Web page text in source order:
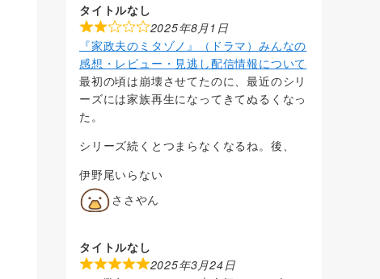
タイトルなし
2025年8月1日
『家政夫のミタゾノ』（ドラマ）みんなの
感想・レビュー・見逃し配信情報について
最初の頃は崩壊させてたのに、最近のシリ
ーズには家族再生になってきてぬるくなっ
た。
シリーズ続くとつまらなくなるね。後、
伊野尾いらない
ささやん
タイトルなし
2025年3月24日